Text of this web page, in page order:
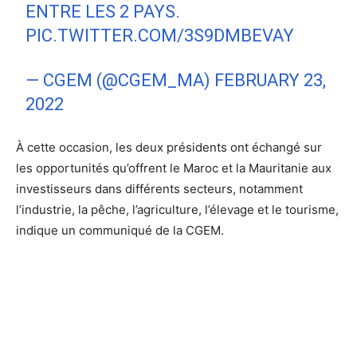
ENTRE LES 2 PAYS.
PIC.TWITTER.COM/3S9DMBEVAY
— CGEM (@CGEM_MA) FEBRUARY 23,
2022
À cette occasion, les deux présidents ont échangé sur
les opportunités qu’offrent le Maroc et la Mauritanie aux
investisseurs dans différents secteurs, notamment
l’industrie, la pêche, l’agriculture, l’élevage et le tourisme,
indique un communiqué de la CGEM.